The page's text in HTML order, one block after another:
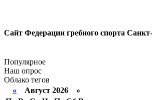
Сайт Федерации гребного спорта
Популярное
Наш опрос
Облако тегов
« Август 2026 »